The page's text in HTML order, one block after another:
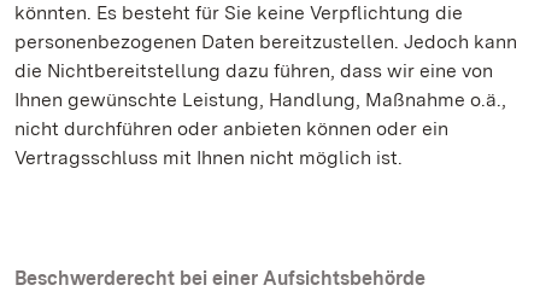
könnten. Es besteht für Sie keine Verpflichtung die
personenbezogenen Daten bereitzustellen. Jedoch kann
die Nichtbereitstellung dazu führen, dass wir eine von
Ihnen gewünschte Leistung, Handlung, Maßnahme o.ä.,
nicht durchführen oder anbieten können oder ein
Vertragsschluss mit Ihnen nicht möglich ist.
Beschwerderecht bei einer Aufsichtsbehörde